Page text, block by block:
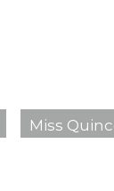
Miss